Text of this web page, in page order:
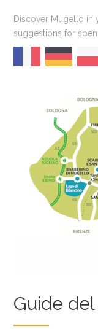
Discover Mugello in
suggestions for
Guide del